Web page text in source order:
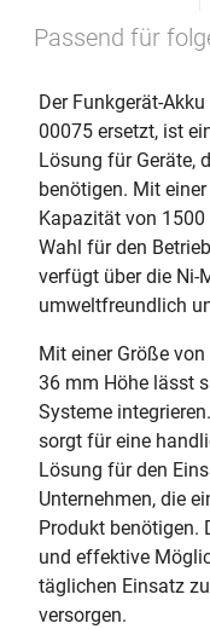
Passend für
Der Funkgerät-
00075 ersetzt, ist
Lösung für Geräte,
benötigen. Mit
Kapazität von
Wahl für den
verfügt über die Ni-
umweltfreundlich
Mit einer Größe
36 mm Höhe lässt
Systeme
sorgt für eine
Lösung für den
Unternehmen, die
Produkt benötigen.
und effektive
täglichen Einsatz
versorgen.